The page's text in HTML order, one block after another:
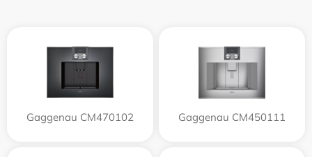
Gaggenau CM470102 Gaggenau CM450111